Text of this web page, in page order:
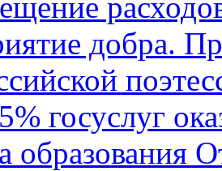
добра.
госуслуг
образования